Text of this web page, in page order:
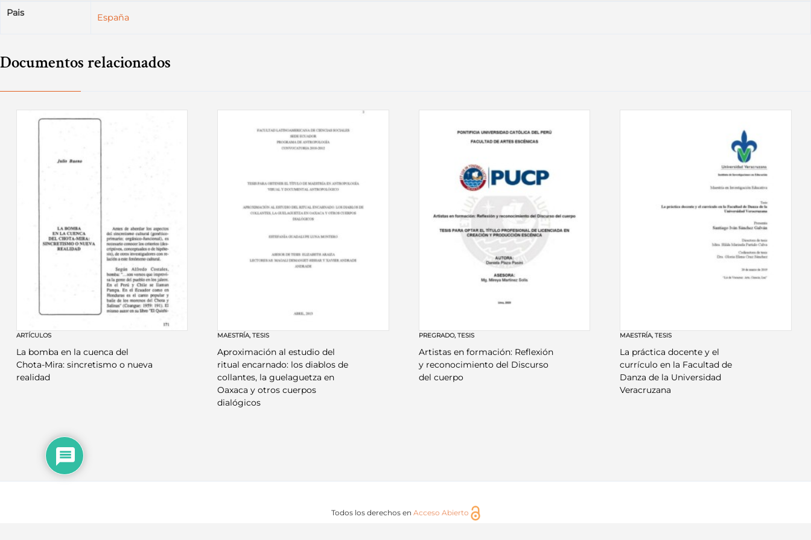
Pais España
Documentos relacionados
ARTÍCULOS
La bomba en la cuenca del
Chota-Mira: sincretismo o nueva
realidad
MAESTRÍA,TESIS
Aproximación al estudio del
ritual encarnado: los diablos de
collantes, la guelaguetza en
Oaxaca y otros cuerpos
dialógicos
PREGRADO, TESIS
Artistas en formación: Reflexión
y reconocimiento del Discurso
del cuerpo
MAESTRÍA,TESIS
La práctica docente y el
currículo en la Facultad de
Danza de la Universidad
Veracruzana
Todos los derechos en Acceso Abierto